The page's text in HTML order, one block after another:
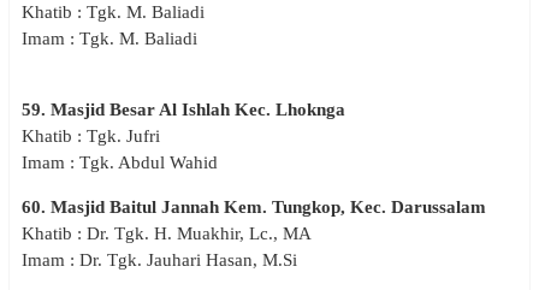
Khatib : Tgk. M. Baliadi
Imam : Tgk. M. Baliadi
59. Masjid Besar Al Ishlah Kec. Lhoknga
Khatib : Tgk. Jufri
Imam : Tgk. Abdul Wahid
60. Masjid Baitul Jannah Kem. Tungkop, Kec. Darussalam
Khatib : Dr. Tgk. H. Muakhir, Lc., MA
Imam : Dr. Tgk. Jauhari Hasan, M.Si